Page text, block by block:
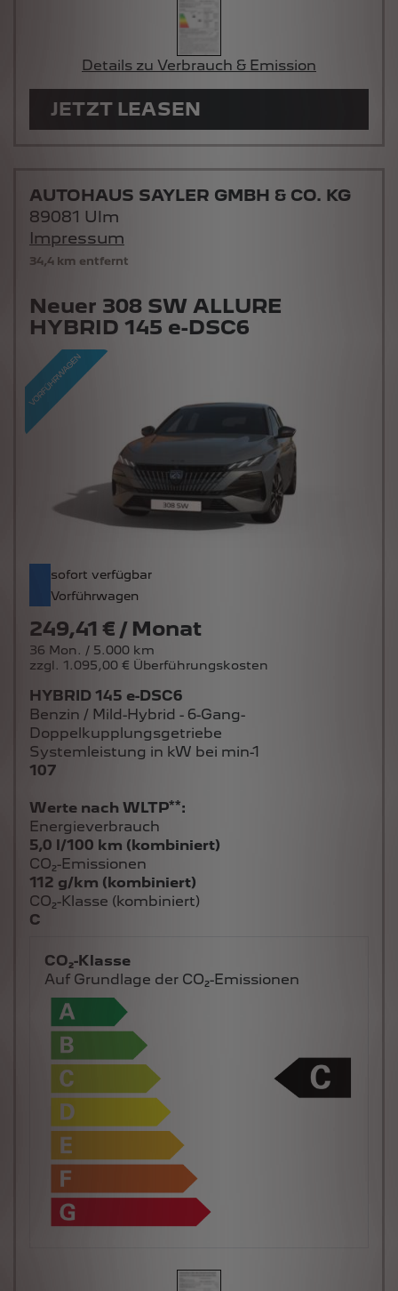
Details zu Verbrauch & Emission
JETZT LEASEN
34,4 km entfernt
Neuer 308 SW ALLURE
HYBRID 145 e-DSC6
sofort verfügbar
Vorführwagen
249,41 € / Monat
36 Mon. / 5.000 km
zzgl. 1.095,00 € Überführungskosten
AUTOHAUS SAYLER GMBH & CO. KG
89081 Ulm
Impressum
HYBRID 145 e-DSC6
Benzin / Mild-Hybrid - 6-Gang-
Doppelkupplungsgetriebe
Systemleistung in kW bei min-1
107
Werte nach WLTP**:
Energieverbrauch
5,0 l/100 km (kombiniert)
CO₂-Emissionen
112 g/km (kombiniert)
CO₂-Klasse (kombiniert)
C
CO₂-Klasse
Auf Grundlage der CO₂-Emissionen